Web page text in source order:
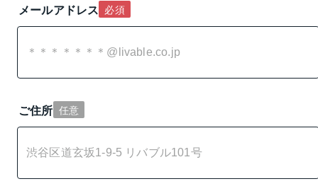
メールアドレス 必須
ご住所 任意